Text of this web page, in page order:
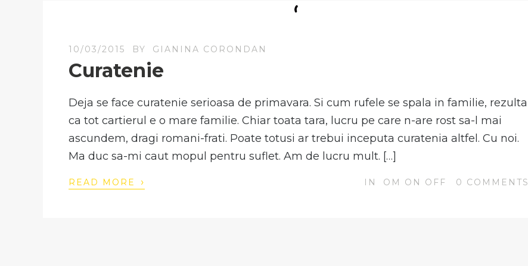
10/03/2015 BY GIANINA CORONDAN
Curatenie
Deja se face curatenie serioasa de primavara. Si cum rufele se spala in familie, rezulta
ca tot cartierul e o mare familie. Chiar toata tara, lucru pe care n-are rost sa-l mai
ascundem, dragi romani-frati. Poate totusi ar trebui inceputa curatenia altfel. Cu noi.
Ma duc sa-mi caut mopul pentru suflet. Am de lucru mult. […]
READ MORE › IN OM ON OFF 0 COMMENTS